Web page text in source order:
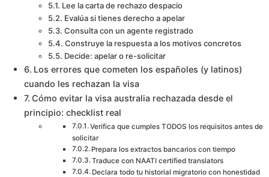
Lee la carta de rechazo despacio
Evalúa si tienes derecho a apelar
Consulta con un agente registrado
Construye la respuesta a los motivos concretos
Decide: apelar o re-solicitar
Los errores que cometen los españoles (y latinos)
cuando les rechazan la visa
Cómo evitar la visa australia rechazada desde el
principio: checklist real
Verifica que cumples TODOS los requisitos antes de
solicitar
Prepara los extractos bancarios con tiempo
Traduce con NAATI certified translators
Declara todo tu historial migratorio con honestidad